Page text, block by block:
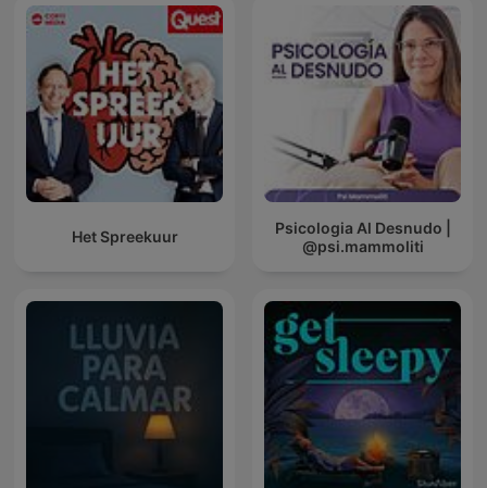
Het Spreekuur
Psicologia Al Desnudo |
@psi.mammoliti